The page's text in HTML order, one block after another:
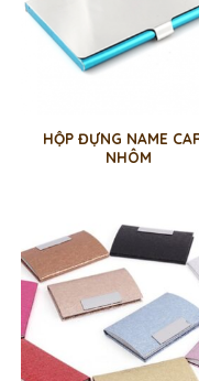
HỘP ĐỰNG NAME
NHÔM